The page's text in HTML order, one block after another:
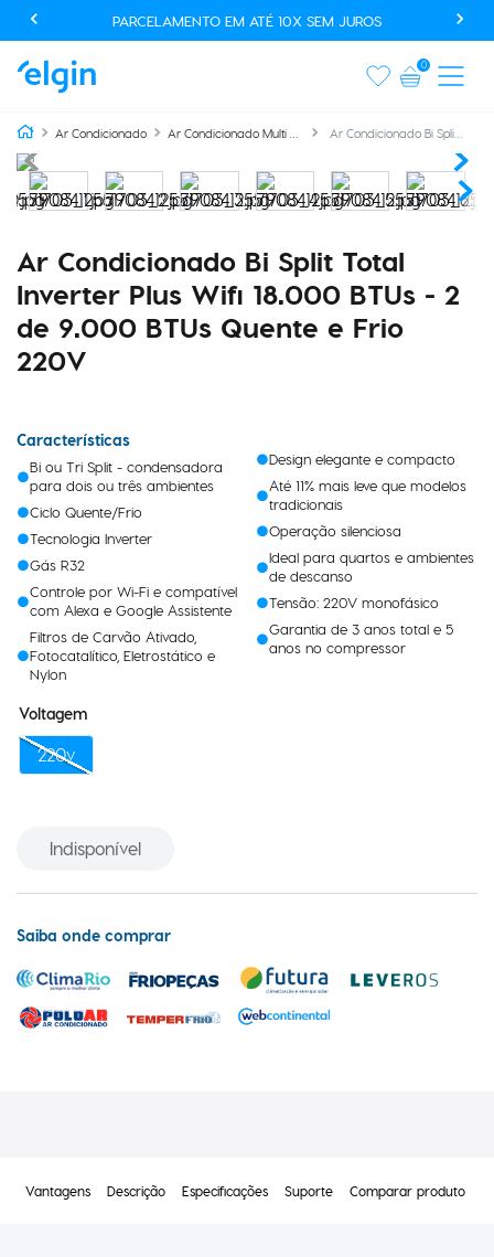
USE O CUPOM AUTOMACAOPROMO E GANHE 20% OFF EM
0
Ar Condicionado Bi Split Total
Inverter Plus Wifi 18.000 BTUs - 2
de 9.000 BTUs Quente e Frio
220V
Bi ou Tri Split - condensadora
para dois ou três ambientes
Tecnologia Inverter
Controle por Wi-Fi e compatível
com Alexa e Google Assistente
Filtros de Carvão Ativado,
Fotocatalítico, Eletrostático e
Nylon
Design elegante e compacto
Até 11% mais leve que modelos
Operação silenciosa
Ideal para quartos e ambientes
Garantia de 3 anos total e 5
anos no compressor
Voltagem
220v
Indisponível
Saiba onde comprar
Vantagens Descrição Especificações Suporte Comparar produto